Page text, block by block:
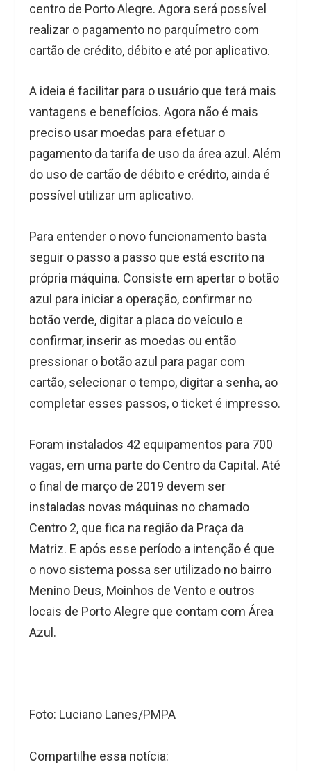
centro de Porto Alegre. Agora será possível
realizar o pagamento no parquímetro com
cartão de crédito, débito e até por aplicativo.
A ideia é facilitar para o usuário que terá mais
vantagens e benefícios. Agora não é mais
preciso usar moedas para efetuar o
pagamento da tarifa de uso da área azul. Além
do uso de cartão de débito e crédito, ainda é
possível utilizar um aplicativo.
Para entender o novo funcionamento basta
seguir o passo a passo que está escrito na
própria máquina. Consiste em apertar o botão
azul para iniciar a operação, confirmar no
botão verde, digitar a placa do veículo e
confirmar, inserir as moedas ou então
pressionar o botão azul para pagar com
cartão, selecionar o tempo, digitar a senha, ao
completar esses passos, o ticket é impresso.
Foram instalados 42 equipamentos para 700
vagas, em uma parte do Centro da Capital. Até
o final de março de 2019 devem ser
instaladas novas máquinas no chamado
Centro 2, que fica na região da Praça da
Matriz. E após esse período a intenção é que
o novo sistema possa ser utilizado no bairro
Menino Deus, Moinhos de Vento e outros
locais de Porto Alegre que contam com Área
Azul.
Foto: Luciano Lanes/PMPA
Compartilhe essa notícia: